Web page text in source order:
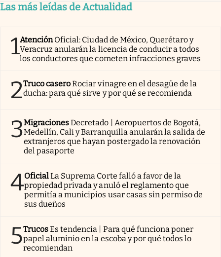
Las más leídas de Actualidad
1AtenciónOficial: Ciudad de México, Querétaro y
Veracruz anularán la licencia de conducir a todos
los conductores que cometen infracciones graves
2Truco caseroRociar vinagre en el desagüe de la
ducha: para qué sirve y por qué se recomienda
3MigracionesDecretado | Aeropuertos de Bogotá,
Medellín, Cali y Barranquilla anularán la salida de
extranjeros que hayan postergado la renovación
del pasaporte
4OficialLa Suprema Corte falló a favor de la
propiedad privada y anuló el reglamento que
permitía a municipios usar casas sin permiso de
sus dueños
5TrucosEs tendencia | Para qué funciona poner
papel aluminio en la escoba y por qué todos lo
recomiendan